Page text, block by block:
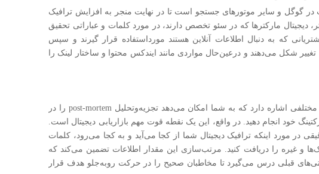
گوگل و سایر موتورهای جستجو است تا در نهایت منجر به افزایش ترافیک
مارکترها که در سئو تخصص دارند، در مورد کلمات و عباراتی تحقیق
که به دنبال اطلاعات آنلاین هستند مورداستفاده قرار گیرند و سپس
شکل می‌دهند و درعین‌حال مواردی مانند ایندکس محتوا و ساختار لینک را
تجزیه‌وتحلیل بازاریابی به ابزارهای مختلفی اشاره دارد که به شما امکان می‌دهد تجزیه‌وتحلیل post-mortem را در
خود انجام دهید. در واقع، این یک نقطه قوت مهم بازاریابی دیجیتال است.
در مورد اینکه ترافیک دیجیتال شما از کجا می‌آید و به کجا می‌رود، کلمات
و غیره را دریافت کنید. مرتب‌سازی این مقدار اطلاعات تضمین می‌کند که
قبلی درس می‌گیرد تا مخاطبان صحیح را در حرکت روبه‌جلو هدف قرار